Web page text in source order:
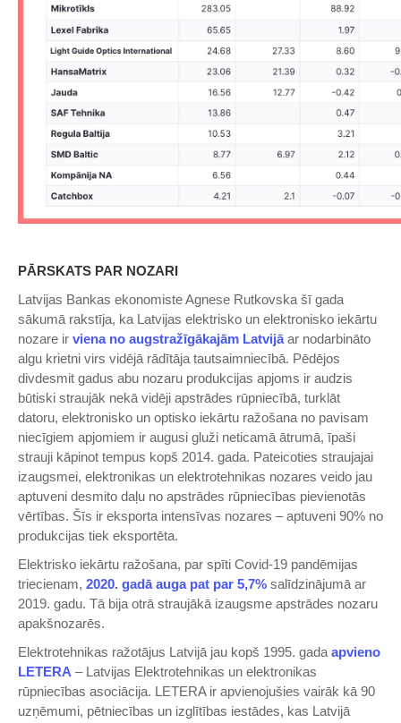
PĀRSKATS PAR NOZARI
Latvijas Bankas ekonomiste Agnese Rutkovska šī gada
sākumā rakstīja, ka Latvijas elektrisko un elektronisko iekārtu
nozare ir viena no augstražīgākajām Latvijāar nodarbināto
algu krietni virs vidējā rādītāja tautsaimniecībā. Pēdējos
divdesmit gadus abu nozaru produkcijas apjoms ir audzis
būtiski straujāk nekā vidēji apstrādes rūpniecībā, turklāt
datoru, elektronisko un optisko iekārtu ražošana no pavisam
niecīgiem apjomiem ir augusi gluži neticamā ātrumā, īpaši
strauji kāpinot tempus kopš 2014. gada. Pateicoties straujajai
izaugsmei, elektronikas un elektrotehnikas nozares veido jau
aptuveni desmito daļu no apstrādes rūpniecības pievienotās
vērtības. Šīs ir eksporta intensīvas nozares – aptuveni 90% no
produkcijas tiek eksportēta.
Elektrisko iekārtu ražošana, par spīti Covid-19 pandēmijas
triecienam, 2020. gadā auga pat par 5,7% salīdzinājumā ar
2019. gadu. Tā bija otrā straujākā izaugsme apstrādes nozaru
apakšnozarēs.
Elektrotehnikas ražotājus Latvijā jau kopš 1995. gada apvieno
LETERA – Latvijas Elektrotehnikas un elektronikas
rūpniecības asociācija. LETERA ir apvienojušies vairāk kā 90
uzņēmumi, pētniecības un izglītības iestādes, kas Latvijā